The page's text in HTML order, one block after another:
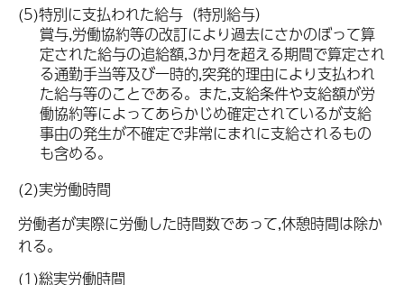
(5)特別に支払われた給与（特別給与）
賞与,労働協約等の改訂により過去にさかのぼって算
定された給与の追給額,3か月を超える期間で算定され
る通勤手当等及び一時的,突発的理由により支払われ
た給与等のことである。また,支給条件や支給額が労
働協約等によってあらかじめ確定されているが支給
事由の発生が不確定で非常にまれに支給されるもの
も含める。
(2)実労働時間
労働者が実際に労働した時間数であって,休憩時間は除か
れる。
(1)総実労働時間